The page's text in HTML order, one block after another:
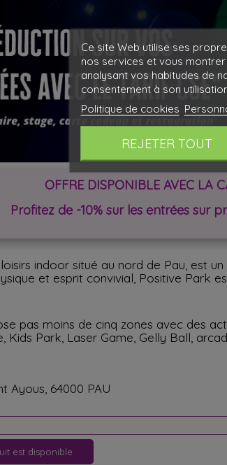
OFFRE DISPONIBLE AVEC LA
Profitez de -10% sur les entrées sur
indoor situé au nord de Pau, est
et esprit convivial, Positive Park
pas moins de cinq zones avec des
Kids Park, Laser Game, Gelly Ball,
Ayous, 64000 PAU
est disponible
Ce site Web utilise ses
nos services et vous
analysant vos habitudes de
consentement à son
Politique de cookies
REJETER TOUT